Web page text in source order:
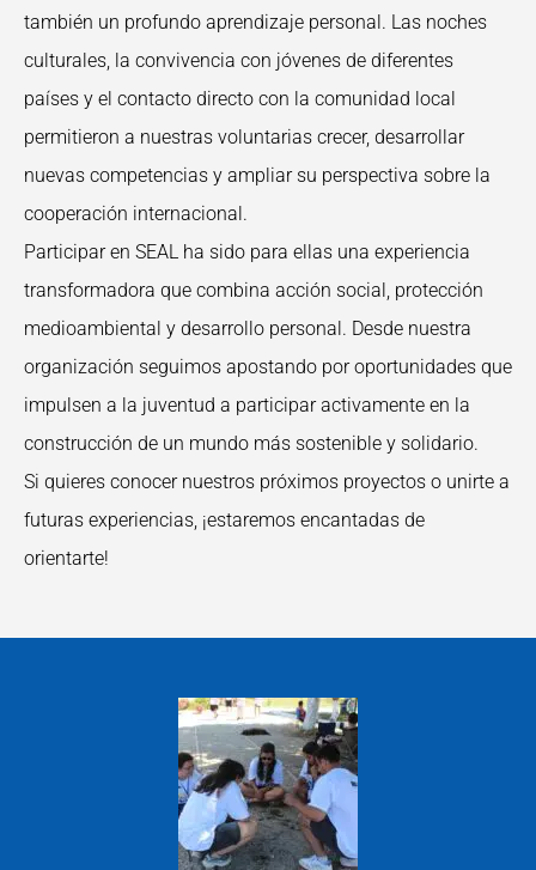
también un profundo aprendizaje personal. Las noches
culturales, la convivencia con jóvenes de diferentes
países y el contacto directo con la comunidad local
permitieron a nuestras voluntarias crecer, desarrollar
nuevas competencias y ampliar su perspectiva sobre la
cooperación internacional.
Participar en SEAL ha sido para ellas una experiencia
transformadora que combina acción social, protección
medioambiental y desarrollo personal. Desde nuestra
organización seguimos apostando por oportunidades que
impulsen a la juventud a participar activamente en la
construcción de un mundo más sostenible y solidario.
Si quieres conocer nuestros próximos proyectos o unirte a
futuras experiencias, ¡estaremos encantadas de
orientarte!